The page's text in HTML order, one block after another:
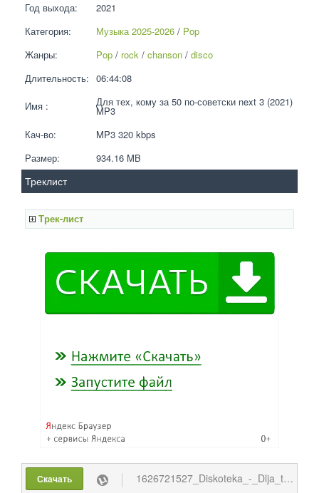
Год выхода:
2021
Категория:
Музыка 2025-2026 / Pop
Жанры:
Pop / rock / chanson / disco
Длительность: 06:44:08
Имя : Для тех, кому за 50 по-советски next 3 (2021)
MP3
Кач-во:
MP3 320 kbps
Размер:
934.16 MB
Треклист
Трек-лист
Скачать
1626721527_Diskoteka_-_Dlja_teh_komu_za_50_po-sovetski_nex.torrent